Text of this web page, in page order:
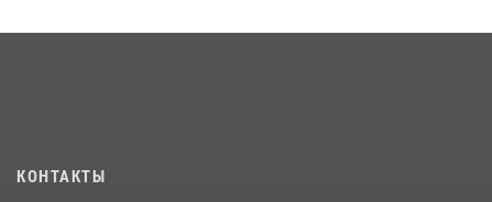
КОНТАКТЫ